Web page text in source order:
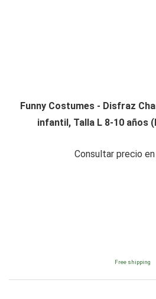
Funny Costumes - Disfraz
infantil, Talla L 8-10 años
Consultar precio
Free shipping